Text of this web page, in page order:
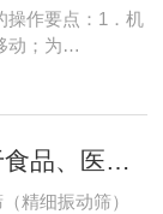
操作要点：1．机
动；为…
工、磨料、玻璃等行业
精细振动筛）